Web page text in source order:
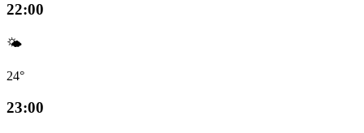
22:00
🌤️
24°
23:00